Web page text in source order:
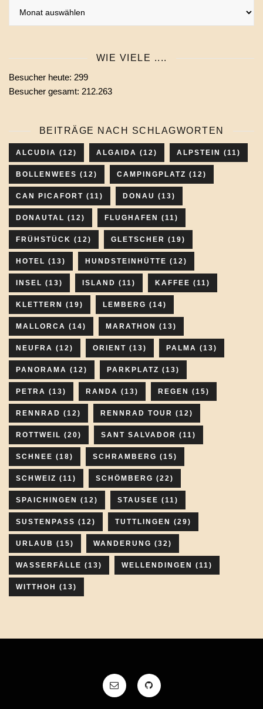
wählen
WIE VIELE ....
Besucher heute: 299
Besucher gesamt: 212.263
BEITRÄGE NACH SCHLAGWORTEN
ALCUDIA (12) ALGAIDA (12) ALPSTEIN (11)
BOLLENWEES (12) CAMPINGPLATZ (12)
CAN PICAFORT (11) DONAU (13)
DONAUTAL (12) FLUGHAFEN (11)
FRÜHSTÜCK (12) GLETSCHER (19)
HOTEL (13) HUNDSTEINHÜTTE (12)
INSEL (13) ISLAND (11) KAFFEE (11)
KLETTERN (19) LEMBERG (14)
MALLORCA (14) MARATHON (13)
NEUFRA (12) ORIENT (13) PALMA (13)
PANORAMA (12) PARKPLATZ (13)
PETRA (13) RANDA (13) REGEN (15)
RENNRAD (12) RENNRAD TOUR (12)
ROTTWEIL (20) SANT SALVADOR (11)
SCHNEE (18) SCHRAMBERG (15)
SCHWEIZ (11) SCHÖMBERG (22)
SPAICHINGEN (12) STAUSEE (11)
SUSTENPASS (12) TUTTLINGEN (29)
URLAUB (15) WANDERUNG (32)
WASSERFÄLLE (13) WELLENDINGEN (11)
WITTHOH (13)